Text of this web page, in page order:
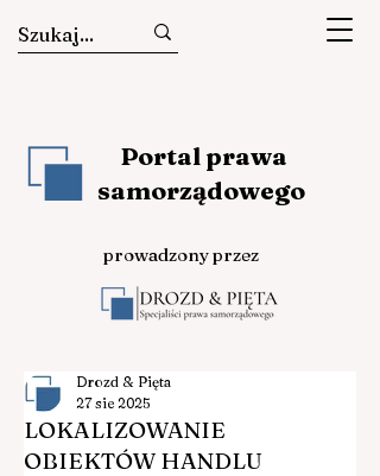
Portal prawa
samorządowego
prowadzony przez
LOKALIZOWANIE
OBIEKTÓW HANDLU
Drozd & Pięta
27 sie 2025